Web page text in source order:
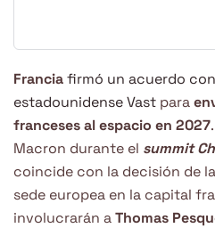
Franciafirmó un acuerdo
estadounidense Vast para
franceses al espacio en 2027
Macron durante el summit
coincide con la decisión de
sede europea en la capital
involucrarán aThomas